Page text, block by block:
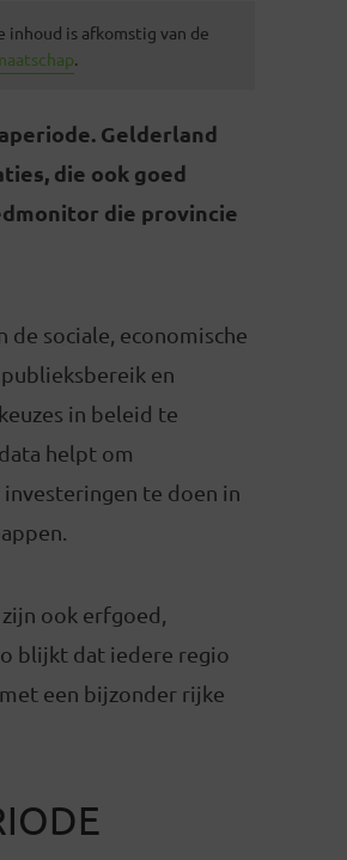
is afkomstig van de
.
Gelderland
die ook goed
die provincie
sociale, economische
en
in beleid te
helpt om
te doen in
ook erfgoed,
blijkt dat iedere regio
een bijzonder rijke